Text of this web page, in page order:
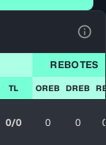
REBOTES
TL OREB DREB
0/0 0 0